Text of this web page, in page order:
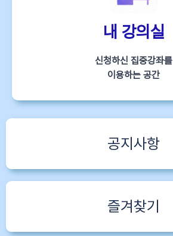
내 강의실
신청하신 집중강좌를
이용하는 공간
공지사항
즐겨찾기